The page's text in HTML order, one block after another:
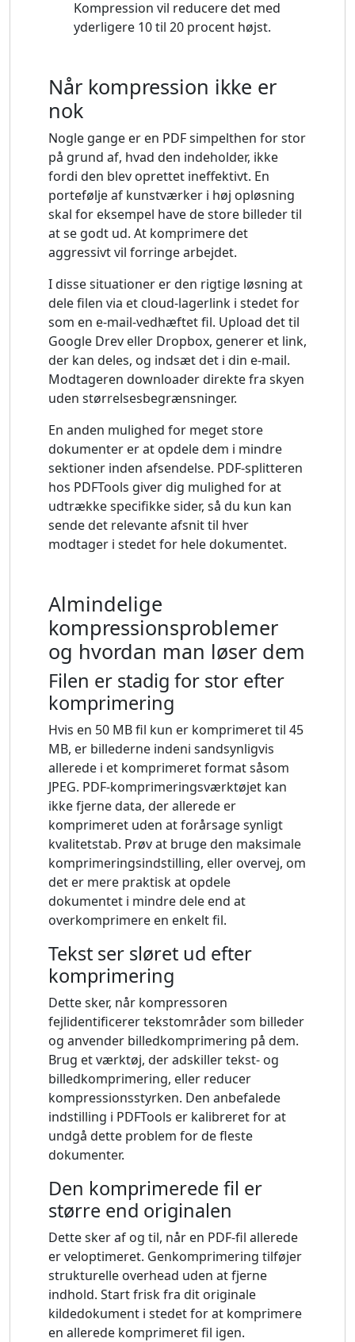
Kompression vil reducere det med
yderligere 10 til 20 procent højst.
Når kompression ikke er
nok
Nogle gange er en PDF simpelthen for stor
på grund af, hvad den indeholder, ikke
fordi den blev oprettet ineffektivt. En
portefølje af kunstværker i høj opløsning
skal for eksempel have de store billeder til
at se godt ud. At komprimere det
aggressivt vil forringe arbejdet.
I disse situationer er den rigtige løsning at
dele filen via et cloud-lagerlink i stedet for
som en e-mail-vedhæftet fil. Upload det til
Google Drev eller Dropbox, generer et link,
der kan deles, og indsæt det i din e-mail.
Modtageren downloader direkte fra skyen
uden størrelsesbegrænsninger.
En anden mulighed for meget store
dokumenter er at opdele dem i mindre
sektioner inden afsendelse. PDF-splitteren
hos PDFTools giver dig mulighed for at
udtrække specifikke sider, så du kun kan
sende det relevante afsnit til hver
modtager i stedet for hele dokumentet.
Almindelige
kompressionsproblemer
og hvordan man løser dem
Filen er stadig for stor efter
komprimering
Hvis en 50 MB fil kun er komprimeret til 45
MB, er billederne indeni sandsynligvis
allerede i et komprimeret format såsom
JPEG. PDF-komprimeringsværktøjet kan
ikke fjerne data, der allerede er
komprimeret uden at forårsage synligt
kvalitetstab. Prøv at bruge den maksimale
komprimeringsindstilling, eller overvej, om
det er mere praktisk at opdele
dokumentet i mindre dele end at
overkomprimere en enkelt fil.
Tekst ser sløret ud efter
komprimering
Dette sker, når kompressoren
fejlidentificerer tekstområder som billeder
og anvender billedkomprimering på dem.
Brug et værktøj, der adskiller tekst- og
billedkomprimering, eller reducer
kompressionsstyrken. Den anbefalede
indstilling i PDFTools er kalibreret for at
undgå dette problem for de fleste
dokumenter.
Den komprimerede fil er
større end originalen
Dette sker af og til, når en PDF-fil allerede
er veloptimeret. Genkomprimering tilføjer
strukturelle overhead uden at fjerne
indhold. Start frisk fra dit originale
kildedokument i stedet for at komprimere
en allerede komprimeret fil igen.